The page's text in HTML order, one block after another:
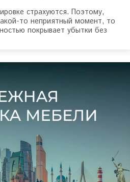
страхуются. Поэтому,
то неприятный момент, то
покрывает убытки без